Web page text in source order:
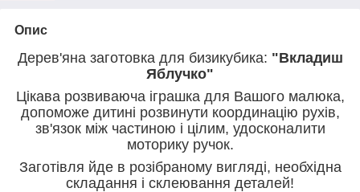
Опис
Дерев'яна заготовка для бизикубика: "Вкладиш
Яблучко"
Цікава розвиваюча іграшка для Вашого малюка,
допоможе дитині розвинути координацію рухів,
зв'язок між частиною і цілим, удосконалити
моторику ручок.
Заготівля йде в розібраному вигляді, необхідна
складання і склеювання деталей!